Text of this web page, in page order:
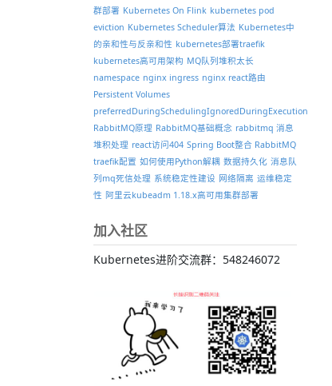
群部署 Kubernetes On Flink kubernetes pod
eviction Kubernetes Scheduler算法 Kubernetes中
的亲和性与反亲和性 kubernetes部署traefik
kubernetes高可用架构 MQ队列堆积太长
namespace nginx ingress nginx react路由
Persistent Volumes
preferredDuringSchedulingIgnoredDuringExecution
RabbitMQ原理 RabbitMQ基础概念 rabbitmq 消息
堆积处理 react访问404 Spring Boot整合 RabbitMQ
traefik配置 如何使用Python解耦 数据持久化 消息队
列mq死信处理 系统稳定性建设 网络隔离 运维稳定
性 阿里云kubeadm 1.18.x高可用集群部署
加入社区
Kubernetes进阶交流群：548246072